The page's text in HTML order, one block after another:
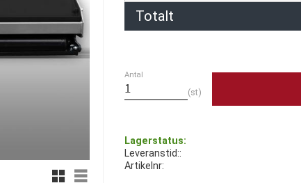
Rutnätsvy
Listvy
Totalt
Antal
st
Lagerstatus
Artikelnr
Leveranstid: